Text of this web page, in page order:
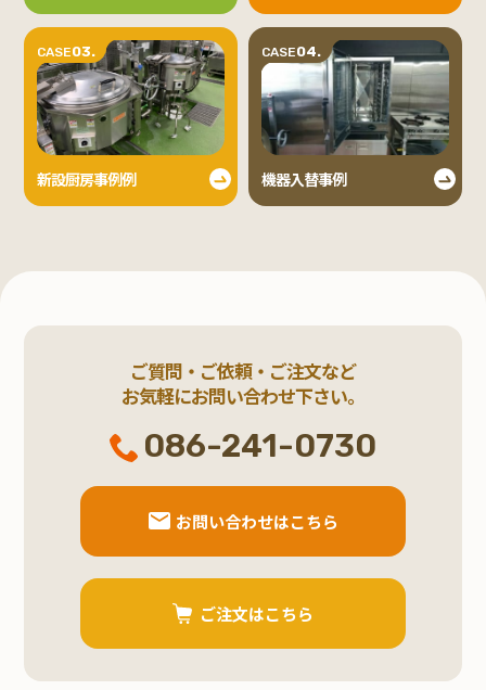
CASE03.
新設厨房事例例
CASE04.
機器入替事例
ご質問・ご依頼・ご注文など
お気軽にお問い合わせ下さい。
086-241-0730
お問い合わせはこちら
ご注文はこちら